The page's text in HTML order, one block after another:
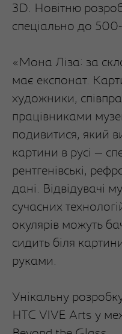
3D. Новітню
спеціально до 500-
«Мона Ліза: за
має експонат.
художники,
працівниками
подивитися, який
картини в русі —
рентгенівські,
дані. Відвідувачі
сучасних
окулярів можуть
сидить біля
руками.
Унікальну
HTC VIVE Arts у